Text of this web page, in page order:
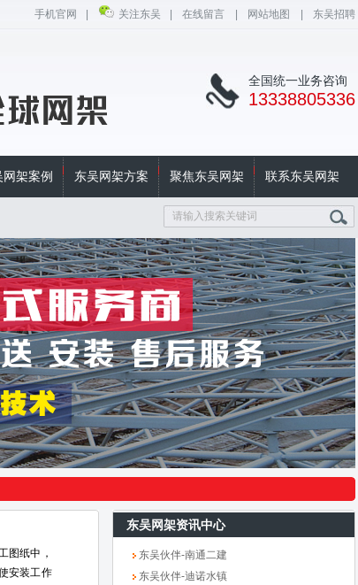
手机官网 关注东吴 在线留言 网站地图 东吴招聘
全国统一业务咨询
13338805336
网架案例 东吴网架方案 聚焦东吴网架 联系东吴网架
图纸中，
安装工作
东吴网架资讯中心
东吴伙伴-南通二建
东吴伙伴-迪诺水镇